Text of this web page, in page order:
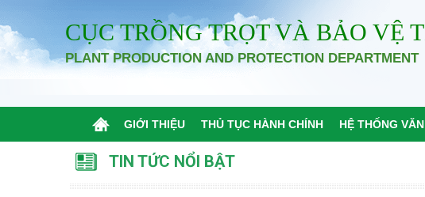
CỤC TRỒNG TRỌT VÀ BẢO VỆ
PLANT PRODUCTION AND PROTECTION DEPARTMENT
GIỚI THIỆU THỦ TỤC HÀNH CHÍNH HỆ THỐNG
TIN TỨC NỔI BẬT